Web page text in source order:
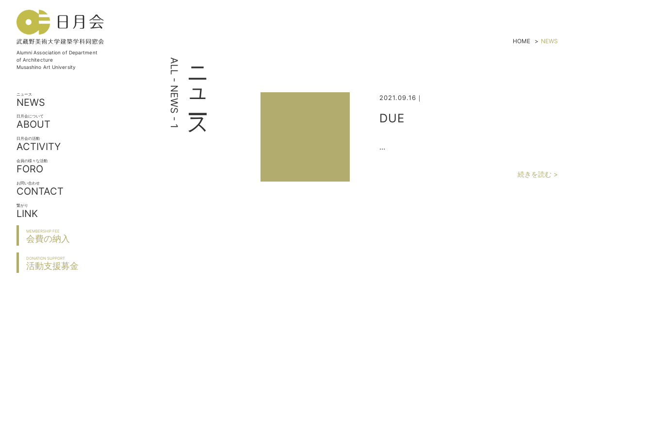
Alumni Association of Department
of Architecture
Musashino Art University
ニュース
NEWS
日月会について
ABOUT
日月会の活動
ACTIVITY
会員の様々な活動
FORO
お問い合わせ
CONTACT
繋がり
LINK
MEMBERSHIP FEE
会費の納入
DONATION SUPPORT
活動支援募金
HOME > NEWS
ニュース
ALL - NEWS - 1 2021.09.16｜
DUE
…
続きを読む >